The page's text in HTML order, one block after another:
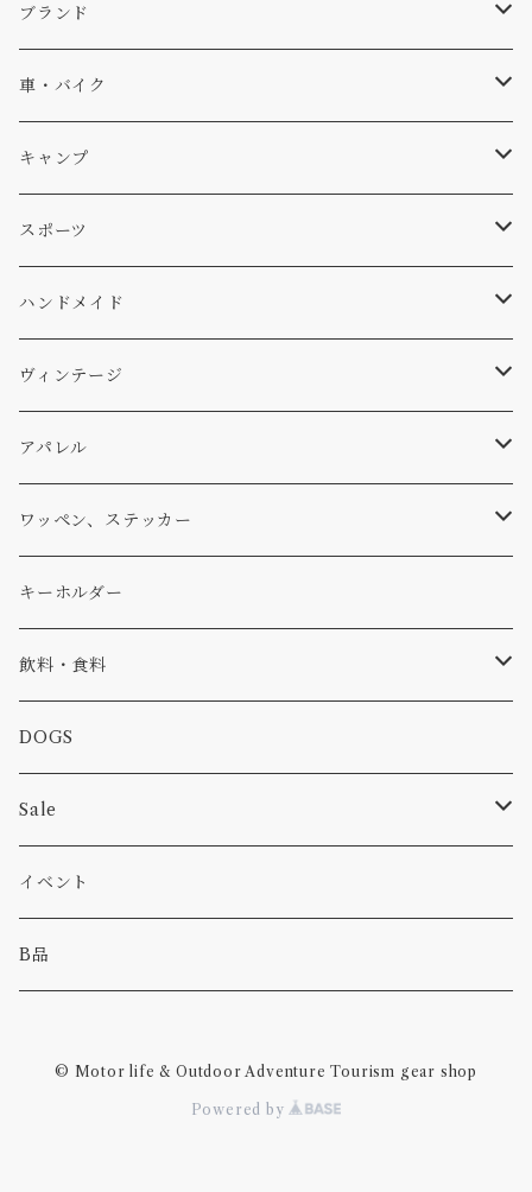
キャップ、ニット
ソックス
雑貨
ステッカー
バッグ
パンツ
パーカー・トレーナー
アウター
コラボ
食品
ブランド
Db
サーフ
スキー
A-Frame
DOGS
WEAR
Four My Self
Ten
アメリカ軍払い下げ
...mura
車・バイク
車外
マット、シート
エアフレッシュナー
小物
ヘルメット
キャンプ
ファニチャー
キッチン
スリーピング
小物
コーヒー
焚き火
スポーツ
サーフ
スキー
ハンドメイド
ステッカー
ワッペン
小物
ヴィンテージ
ワッペン
ステッカー
小物
バイク
カー
アパレル
Tシャツ
キャップ、ニット
バッグ
小物
パンツ
パーカー・トレーナー
ワッペン、ステッカー
ワッペン
ステッカー
ピン
キーホルダー
飲料・食料
コーヒー
食べ物
DOGS
Sale
カー
キャンプ
イベント
B品
© Motor life & Outdoor Adventure Tourism gear shop
Powered by